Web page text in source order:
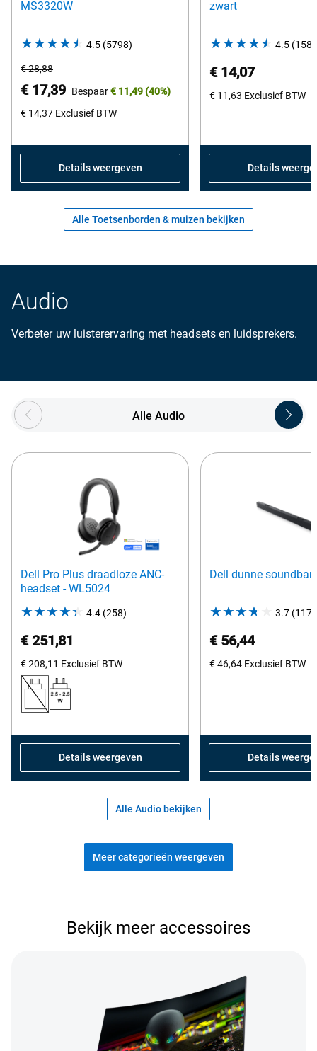
MS3320W
4.5 (5798)
5
reviews
Oorspronkelijke
prijs
€ 28,88
Prijs
van
€ 17,39 Bespaar€ 11,49(40%)
€ 14,37 Exclusief BTW
Details weergeven
zwart
4.5
€ 14,07
€ 11,63 Exclusief BTW
Details
Alle Toetsenborden & muizen bekijken
Audio
Verbeter uw luisterervaring met headsets en luidsprekers.
Alle Audio
Showing page 1 of 4
Dell Pro Plus draadloze ANC-
headset - WL5024
4.4 (258)
€ 251,81
€ 208,11 Exclusief BTW
Details weergeven
Dell dunne soundbar
3.7
€ 56,44
€ 46,64 Exclusief BTW
Details
Alle Audio bekijken
Meer categorieën weergeven
Bekijk de populaire accessoires
Bekijk meer accessoires